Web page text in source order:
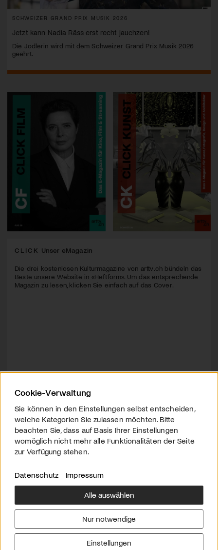
SCHWEIZER GRAND PRIX MUSIK 2026
Jetzt kann Nadia Räss erst recht jauchzen!
Die Jodlerin wird mit dem Schweizer Grand Prix Musik 2026
geehrt.
CLICK Unser eMagazin
Die drei kostenlosen Kulturmagazine von arttv.ch bündeln das
Beste unsere Website in «Heftform». Um das entsprechende
Magazin zu lesen, klicken Sie einfach auf das Cover.
Über uns
Downloads
Werben
Impressum
Cookie-Verwaltung
Sie können in den Einstellungen selbst entscheiden,
welche Kategorien Sie zulassen möchten. Bitte
beachten Sie, dass auf Basis Ihrer Einstellungen
womöglich nicht mehr alle Funktionalitäten der Seite
zur Verfügung stehen.
Datenschutz Impressum
Alle auswählen
Nur notwendige
Einstellungen